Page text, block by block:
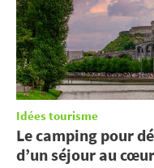
Idées tourisme
Le camping pour
d’un séjour au